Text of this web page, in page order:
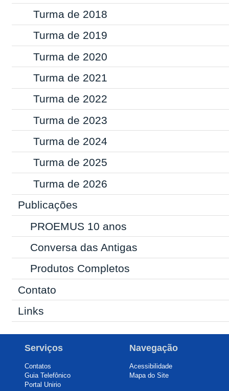
Turma de 2018
Turma de 2019
Turma de 2020
Turma de 2021
Turma de 2022
Turma de 2023
Turma de 2024
Turma de 2025
Turma de 2026
Publicações
PROEMUS 10 anos
Conversa das Antigas
Produtos Completos
Contato
Links
Serviços
Contatos
Guia Telefônico
Portal Unirio
Navegação
Acessibilidade
Mapa do Site